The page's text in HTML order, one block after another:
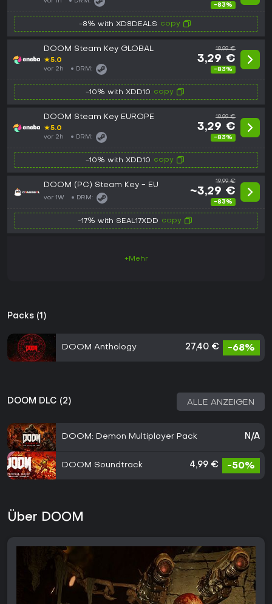
-83%
-8% with XD8DEALS copy
DOOM Steam Key GLOBAL
★5.0
vor 2h DRM:
19,99 €
3,29 €
-83%
-10% with XDD10 copy
DOOM Steam Key EUROPE
★5.0
vor 2h DRM:
19,99 €
3,29 €
-83%
-10% with XDD10 copy
DOOM (PC) Steam Key - EU
vor 1W DRM:
19,99 €
~3,29 €
-83%
-17% with SEAL17XDD copy
+Mehr
Packs (1)
DOOM Anthology 27,40 € -68%
DOOM DLC (2) ALLE ANZEIGEN
DOOM: Demon Multiplayer Pack N/A
DOOM Soundtrack 4,99 € -50%
Über DOOM